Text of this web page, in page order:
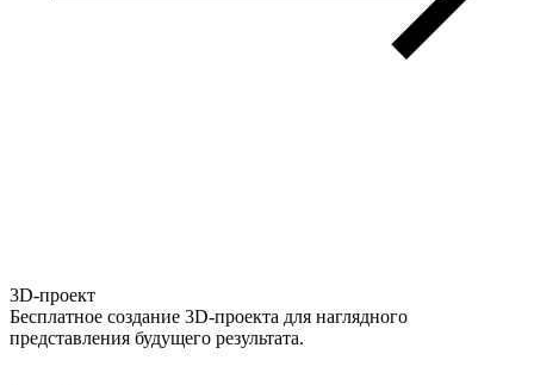
3D-проект
Бесплатное создание 3D-проекта для наглядного
представления будущего результата.